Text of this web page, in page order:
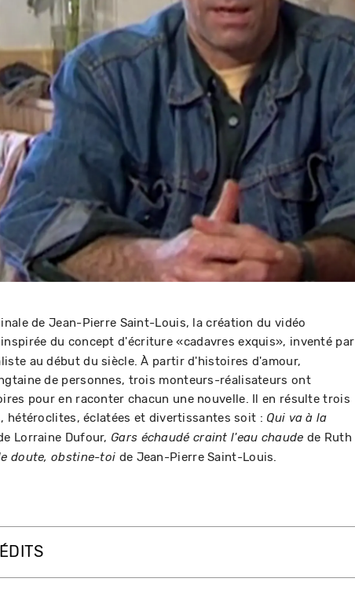
de Jean-Pierre Saint-Louis, la création du vidéo
du concept d'écriture «cadavres exquis», inventé par
au début du siècle. À partir d'histoires d'amour,
de personnes, trois monteurs-réalisateurs ont
pour en raconter chacun une nouvelle. Il en résulte trois
hétéroclites, éclatées et divertissantes soit : Qui va à la
Lorraine Dufour, Gars échaudé craint l'eau chaude de Ruth
doute, obstine-toi de Jean-Pierre Saint-Louis.